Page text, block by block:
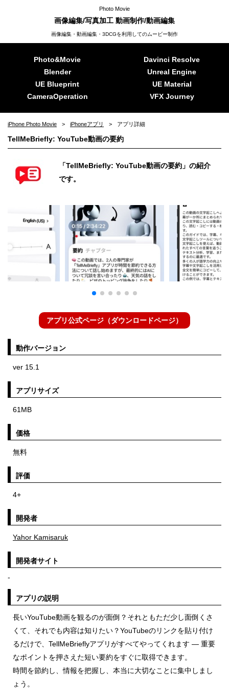
Photo Movie
画像編集/写真加工 動画制作/動画編集
画像編集・動画編集・3DCGを利用してのムービー制作
Photo&Movie
Davinci Resolve
Blender
Unreal Engine
UE Blueprint
UE Material
CameraOperation
VFX Journey
iPhone Photo Movie iPhoneアプリ アプリ詳細
TellMeBriefly: YouTube動画の要約
「TellMeBriefly: YouTube動画の要約」の紹介
です。
アプリ公式ページ（ダウンロードページ）
動作バージョン
ver 15.1
アプリサイズ
61MB
価格
無料
評価
4+
開発者
Yahor Kamisaruk
開発者サイト
-
アプリの説明
長いYouTube動画を観るのが面倒？それともただ少し面倒くさ
くて、それでも内容は知りたい？YouTubeのリンクを貼り付け
るだけで、TellMeBrieflyアプリがすべてやってくれます — 重要
なポイントを押さえた短い要約をすぐに取得できます。
時間を節約し、情報を把握し、本当に大切なことに集中しまし
ょう。